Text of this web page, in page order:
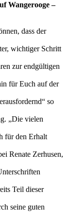
Wangerooge –
dass der
wichtiger Schritt
zur endgültigen
für Euch auf der
so
„Die vielen
für den Erhalt
Renate Zerhusen,
Teil dieser
seine guten